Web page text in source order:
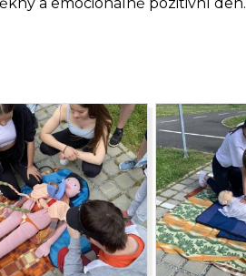
a emocionálně pozitivní den.